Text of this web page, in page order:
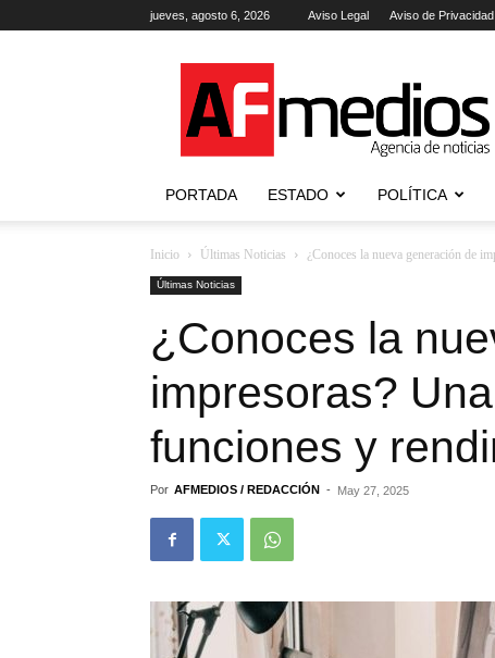
jueves, agosto 6, 2026 Aviso Legal Aviso de Privacidad
Agencia
de
Noticias
PORTADA ESTADO POLÍTICA
Inicio Últimas Noticias ¿Conoces la nueva generación de
Últimas Noticias
¿Conoces la
impresoras?
funciones y
Por AFMEDIOS / REDACCIÓN - May 27, 2025